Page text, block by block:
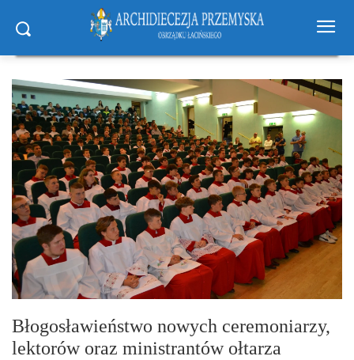
Błogosławieństwo nowych ceremoniarzy,
lektorów oraz ministrantów ołtarza